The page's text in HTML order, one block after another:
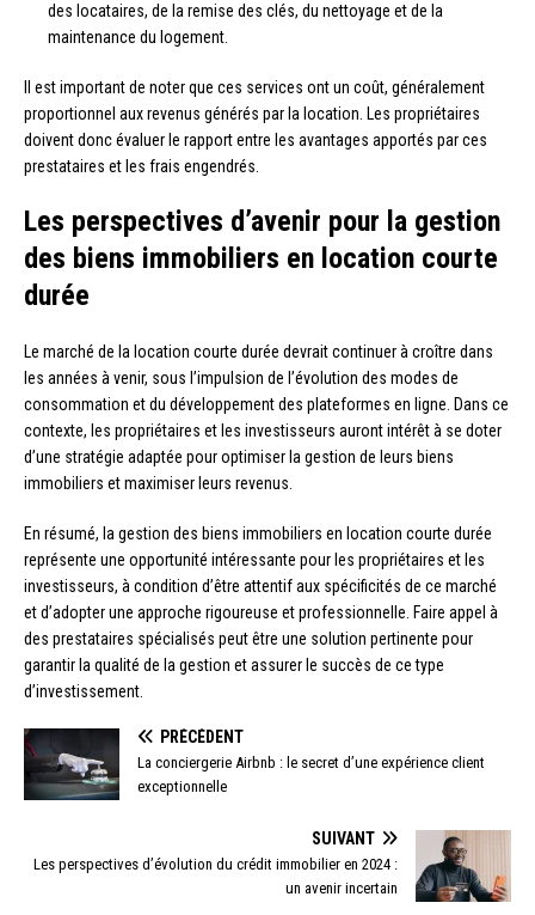
des locataires, de la remise des clés, du nettoyage et de la
maintenance du logement.
Il est important de noter que ces services ont un coût, généralement
proportionnel aux revenus générés par la location. Les propriétaires
doivent donc évaluer le rapport entre les avantages apportés par ces
prestataires et les frais engendrés.
Les perspectives d’avenir pour la gestion
des biens immobiliers en location courte
durée
Le marché de la location courte durée devrait continuer à croître dans
les années à venir, sous l’impulsion de l’évolution des modes de
consommation et du développement des plateformes en ligne. Dans ce
contexte, les propriétaires et les investisseurs auront intérêt à se doter
d’une stratégie adaptée pour optimiser la gestion de leurs biens
immobiliers et maximiser leurs revenus.
En résumé, la gestion des biens immobiliers en location courte durée
représente une opportunité intéressante pour les propriétaires et les
investisseurs, à condition d’être attentif aux spécificités de ce marché
et d’adopter une approche rigoureuse et professionnelle. Faire appel à
des prestataires spécialisés peut être une solution pertinente pour
garantir la qualité de la gestion et assurer le succès de ce type
d’investissement.
PRÉCÉDENT
La conciergerie Airbnb : le secret d’une expérience client
exceptionnelle
SUIVANT
Les perspectives d’évolution du crédit immobilier en 2024 :
un avenir incertain